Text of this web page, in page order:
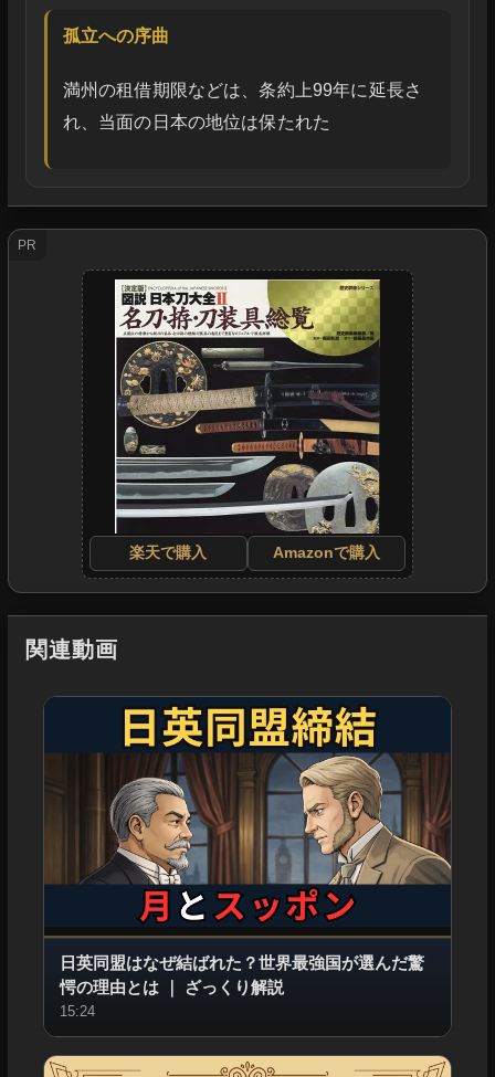
孤立への序曲
満州の租借期限などは、条約上99年に延長さ
れ、当面の日本の地位は保たれた
PR
楽天で購入 Amazonで購入
関連動画
日英同盟はなぜ結ばれた？世界最強国が選んだ驚
愕の理由とは｜ ざっくり解説
15:24